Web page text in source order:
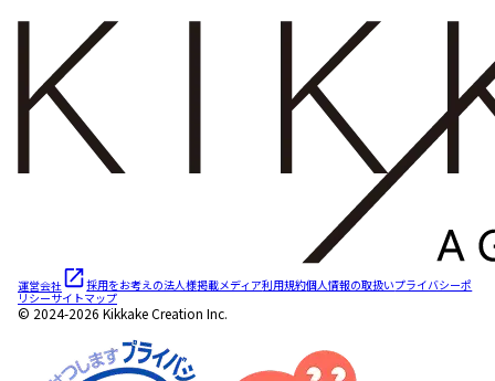
運営会社 採用をお考えの法人様掲載メディア利用規約個人情報の取扱いプライバシーポ
リシーサイトマップ
© 2024-2026 Kikkake Creation Inc.